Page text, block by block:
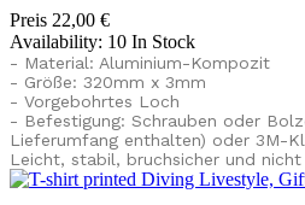
Preis 22,00 €
Availability: 10 In Stock
- Material: Aluminium-Kompozit
- Größe: 320mm x 3mm
- Vorgebohrtes Loch
- Befestigung: Schrauben oder
Lieferumfang enthalten) oder 3M-
Leicht, stabil, bruchsicher und nicht